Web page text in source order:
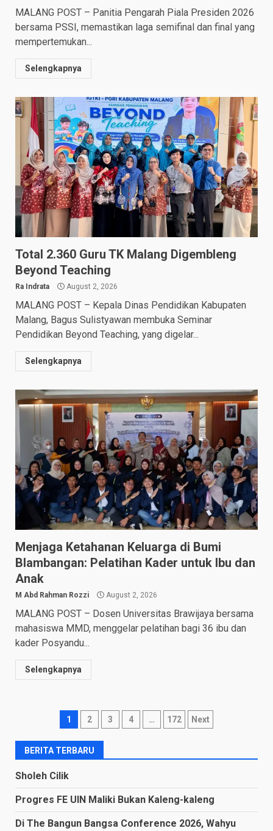
MALANG POST – Panitia Pengarah Piala Presiden 2026
bersama PSSI, memastikan laga semifinal dan final yang
mempertemukan...
Selengkapnya
Total 2.360 Guru TK Malang Digembleng
Beyond Teaching
Ra Indrata August 2, 2026
MALANG POST – Kepala Dinas Pendidikan Kabupaten
Malang, Bagus Sulistyawan membuka Seminar
Pendidikan Beyond Teaching, yang digelar...
Selengkapnya
Menjaga Ketahanan Keluarga di Bumi
Blambangan: Pelatihan Kader untuk Ibu dan
Anak
M Abd Rahman Rozzi August 2, 2026
MALANG POST – Dosen Universitas Brawijaya bersama
mahasiswa MMD, menggelar pelatihan bagi 36 ibu dan
kader Posyandu...
Selengkapnya
Posts
navigation
1 2 3 4 … 172 Next
BERITA TERBARU
Sholeh Cilik
Progres FE UIN Maliki Bukan Kaleng-kaleng
Di The Bangun Bangsa Conference 2026, Wahyu